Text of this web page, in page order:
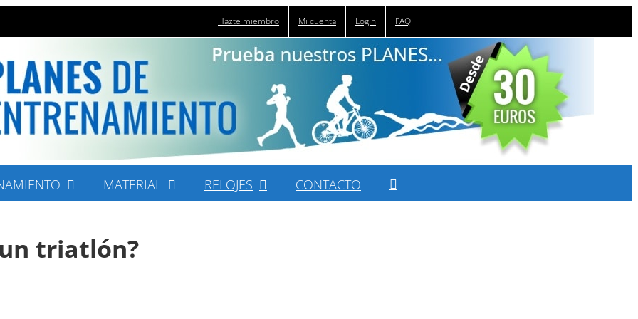
Hazte miembro Mi cuenta Login FAQ
MATERIAL RELOJES CONTACTO
triatlón?